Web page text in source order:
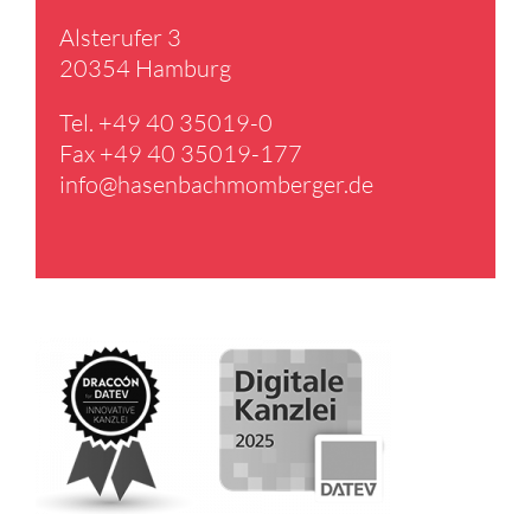
Alster­ufer 3
20354 Hamburg
Tel. +49 40 35019-0
Fax +49 40 35019-177
info@​hasenbachmomberger.​de